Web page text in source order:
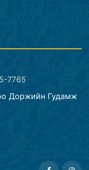
7765
Доржийн Гудамж